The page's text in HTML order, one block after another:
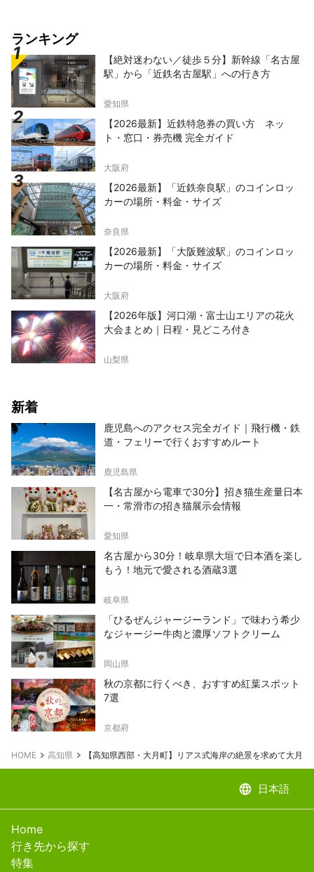
ランキング
【絶対迷わない／徒歩５分】新幹線「名古屋
駅」から「近鉄名古屋駅」への行き方
愛知県
【2026最新】近鉄特急券の買い方 ネッ
ト・窓口・券売機 完全ガイド
大阪府
【2026最新】「近鉄奈良駅」のコインロッ
カーの場所・料金・サイズ
奈良県
【2026最新】「大阪難波駅」のコインロッ
カーの場所・料金・サイズ
大阪府
【2026年版】河口湖・富士山エリアの花火
大会まとめ｜日程・見どころ付き
山梨県
新着
鹿児島へのアクセス完全ガイド｜飛行機・鉄
道・フェリーで行くおすすめルート
鹿児島県
【名古屋から電車で30分】招き猫生産量日本
一・常滑市の招き猫展示会情報
愛知県
名古屋から30分！岐阜県大垣で日本酒を楽し
もう！地元で愛される酒蔵3選
岐阜県
「ひるぜんジャージーランド」で味わう希少
なジャージー牛肉と濃厚ソフトクリーム
岡山県
秋の京都に行くべき、おすすめ紅葉スポット
7選
京都府
HOME 高知県 【高知県西部・大月町】リアス式海岸の絶景を求めて大月
language 日本語
Home
行き先から探す
特集